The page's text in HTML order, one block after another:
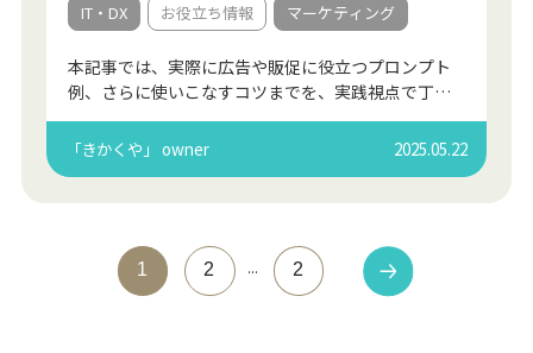
IT・DX お役立ち情報 マーケティング
本記事では、実際に広告や販促に役立つプロンプト
例、さらに使いこなすコツまでを、実践視点で丁寧
に解説します。「広告文、考える時間がない…」
「いざ考えても、結局いつも同じような表現に…」
「きかくや」 owner 2025.05.22
1 2 2